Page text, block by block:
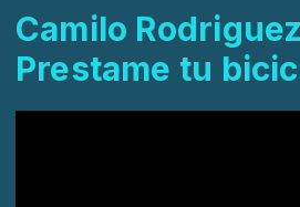
Camilo
Prestame tu